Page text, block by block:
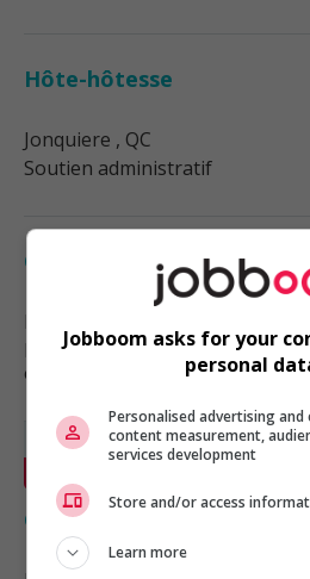
Hôte-hôtesse
Jonquiere , QC
Soutien administratif
Cuisinier
Restauration, hôtellerie,
et loisirs
Grillardin
Jobboom asks for your
personal
Personalised advertising
content measurement,
services development
Store and/or access
Learn more